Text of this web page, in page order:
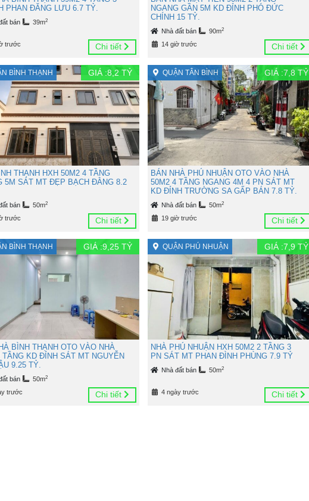
PHAN ĐĂNG LƯU 6.7 TỶ.
bán 39m2
trước Chi tiết
NGANG GẦN 5M KD ĐỈNH PHÓ ĐỨC
CHÍNH 15 TỶ.
Nhà đất bán 90m2
14 giờ trước Chi tiết
BÌNH THẠNH GIÁ :8,2 TỶ
THẠNH HXH 50M2 4 TẦNG
5M SÁT MT ĐẸP BẠCH ĐẰNG 8.2
bán 50m2
trước Chi tiết
QUẬN TÂN BÌNH GIÁ :7,8 TỶ
BÁN NHÀ PHÚ NHUẬN OTO VÀO NHÀ
50M2 4 TẦNG NGANG 4M 4 PN SÁT MT
KD ĐỈNH TRƯỜNG SA GẤP BÁN 7.8 TỶ.
Nhà đất bán 50m2
19 giờ trước Chi tiết
BÌNH THẠNH GIÁ :9,25TỶ
BÌNH THẠNH OTO VÀO NHÀ
TẦNG KD ĐỈNH SÁT MT NGUYỄN
9.25 TỶ.
bán 50m2
trước Chi tiết
QUẬN PHÚ NHUẬN GIÁ :7,9TỶ
NHÀ PHÚ NHUẬN HXH 50M2 2 TẦNG 3
PN SÁT MT PHAN ĐÌNH PHÙNG 7.9 TỶ
Nhà đất bán 50m2
4 ngày trước Chi tiết